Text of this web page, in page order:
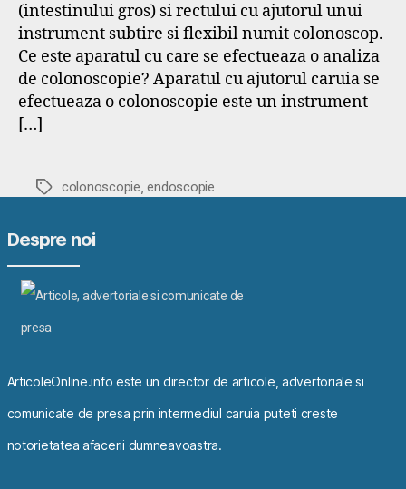
(intestinului gros) si rectului cu ajutorul unui
instrument subtire si flexibil numit colonoscop.
Ce este aparatul cu care se efectueaza o analiza
de colonoscopie? Aparatul cu ajutorul caruia se
efectueaza o colonoscopie este un instrument
[…]
Etichetecolonoscopie,endoscopie
Despre noi
ArticoleOnline.info este un director de articole, advertoriale si
comunicate de presa prin intermediul caruia puteti creste
notorietatea afacerii dumneavoastra.